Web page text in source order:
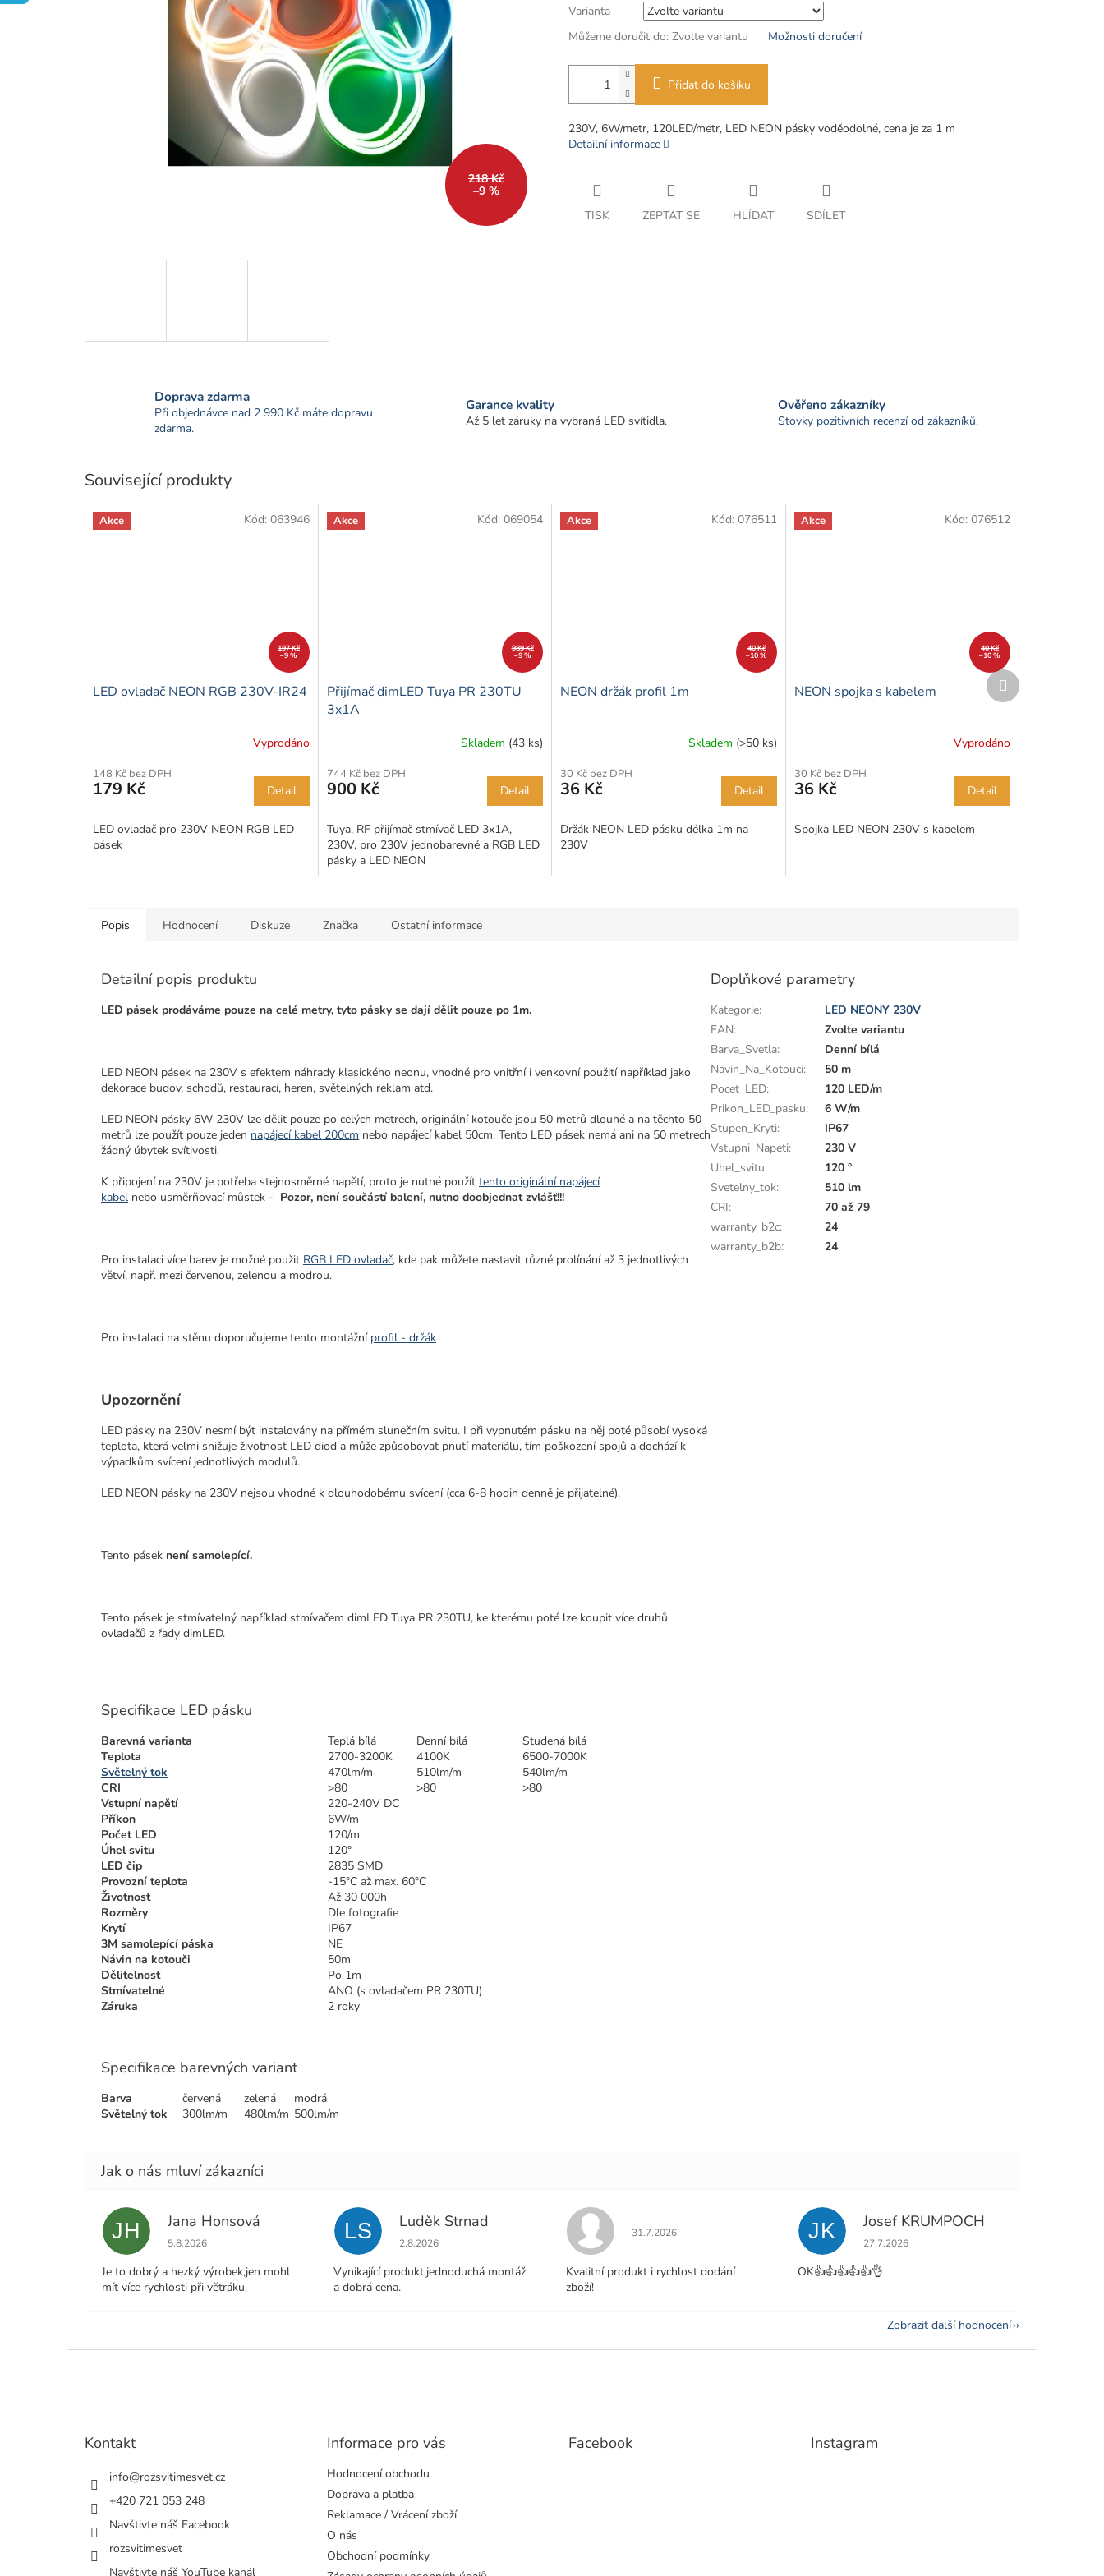
218 Kč
–9 %
Varianta
Můžeme doručit do: Zvolte variantu Možnosti doručení
Přidat do košíku
230V, 6W/metr, 120LED/metr, LED NEON pásky voděodolné, cena je za 1 m
Detailní informace
TISK ZEPTAT SE HLÍDAT SDÍLET
Doprava zdarma
Při objednávce nad 2 990 Kč máte dopravu
zdarma.
Garance kvality
Až 5 let záruky na vybraná LED svítidla.
Ověřeno zákazníky
Stovky pozitivních recenzí od zákazníků.
Související produkty
Akce
197 Kč
–9 %
LED ovladač NEON RGB 230V-IR24
Vyprodáno
148 Kč bez DPH
179 Kč Detail
LED ovladač pro 230V NEON RGB LED
pásek
Kód: 063946 Akce
989 Kč
–9 %
Přijímač dimLED Tuya PR 230TU
3x1A
Skladem (43 ks)
744 Kč bez DPH
900 Kč Detail
Tuya, RF přijímač stmívač LED 3x1A,
230V, pro 230V jednobarevné a RGB LED
pásky a LED NEON
Kód: 069054 Akce
40 Kč
–10 %
NEON držák profil 1m
Skladem (>50 ks)
30 Kč bez DPH
36 Kč Detail
Držák NEON LED pásku délka 1m na
230V
Kód: 076511 Akce
40 Kč
–10 %
NEON spojka s kabelem
Vyprodáno
30 Kč bez DPH
36 Kč Detail
Spojka LED NEON 230V s kabelem
Kód: 076512
Další
produkt
Popis Hodnocení Diskuze Značka Ostatní informace
Detailní popis produktu
LED pásek prodáváme pouze na celé metry, tyto pásky se dají dělit pouze po 1m.
LED NEON pásek na 230V s efektem náhrady klasického neonu, vhodné pro vnitřní i venkovní použití například jako
dekorace budov, schodů, restaurací, heren, světelných reklam atd.
LED NEON pásky 6W 230V lze dělit pouze po celých metrech, originální kotouče jsou 50 metrů dlouhé a na těchto 50
metrů lze použít pouze jeden napájecí kabel 200cm nebo napájecí kabel 50cm. Tento LED pásek nemá ani na 50 metrech
žádný úbytek svítivosti.
K připojení na 230V je potřeba stejnosměrné napětí, proto je nutné použít tento originální napájecí
kabel nebo usměrňovací můstek - Pozor, není součástí balení, nutno doobjednat zvlášť!!!
Pro instalaci více barev je možné použit RGB LED ovladač, kde pak můžete nastavit různé prolínání až 3 jednotlivých
větví, např. mezi červenou, zelenou a modrou.
Pro instalaci na stěnu doporučujeme tento montážní profil - držák
Upozornění
LED pásky na 230V nesmí být instalovány na přímém slunečním svitu. I při vypnutém pásku na něj poté působí vysoká
teplota, která velmi snižuje životnost LED diod a může způsobovat pnutí materiálu, tím poškození spojů a dochází k
výpadkům svícení jednotlivých modulů.
LED NEON pásky na 230V nejsou vhodné k dlouhodobému svícení (cca 6-8 hodin denně je přijatelné).
Tento pásek není samolepící.
Tento pásek je stmívatelný například stmívačem dimLED Tuya PR 230TU, ke kterému poté lze koupit více druhů
ovladačů z řady dimLED.
Specifikace LED pásku
Barevná varianta Teplá bílá Denní bílá
Studená bílá
Teplota
2700-3200K 4100K
6500-7000K
Světelný tok
470lm/m 510lm/m
540lm/m
CRI
>80 >80
>80
Vstupní napětí
220-240V DC
Příkon
6W/m
Počet LED
120/m
Úhel svitu
120°
LED čip
2835 SMD
Provozní teplota
-15°C až max. 60°C
Životnost
Až 30 000h
Rozměry
Dle fotografie
Krytí
IP67
3M samolepící páska
NE
Návin na kotouči
50m
Dělitelnost
Po 1m
Stmívatelné
ANO (s ovladačem PR 230TU)
Záruka
2 roky
Specifikace barevných variant
Barva červená zelená
modrá
Světelný tok
300lm/m 480lm/m 500lm/m
Doplňkové parametry
Kategorie:
LED NEONY 230V
EAN:
Zvolte variantu
Barva_Svetla:
Denní bílá
Navin_Na_Kotouci:
50 m
Pocet_LED:
120 LED/m
Prikon_LED_pasku:
6 W/m
Stupen_Kryti:
IP67
Vstupni_Napeti:
230 V
Uhel_svitu:
120 °
Svetelny_tok:
510 lm
CRI:
70 až 79
warranty_b2c:
24
warranty_b2b: 24
JH Jana Honsová
Hodnocení obchodu je 5 z 5 hvězdiček.
5.8.2026
Je to dobrý a hezký výrobek,jen mohl
mít více rychlosti při větráku.
LS Luděk Strnad
Hodnocení obchodu je 5 z 5 hvězdiček.
2.8.2026
Vynikající produkt,jednoduchá montáž
a dobrá cena.
Hodnocení obchodu je 5 z 5 hvězdiček.
31.7.2026
Kvalitní produkt i rychlost dodání
zboží!
JK Josef KRUMPOCH
Hodnocení obchodu je 5 z 5 hvězdiček.
27.7.2026
OK👍👍👍👍👍👌
Zobrazit další hodnocení
Kontakt
info@rozsvitimesvet.cz
+420 721 053 248
Navštivte náš Facebook
rozsvitimesvet
Navštivte náš YouTube kanál
Informace pro vás
Hodnocení obchodu
Doprava a platba
Reklamace / Vrácení zboží
O nás
Obchodní podmínky
Facebook Instagram